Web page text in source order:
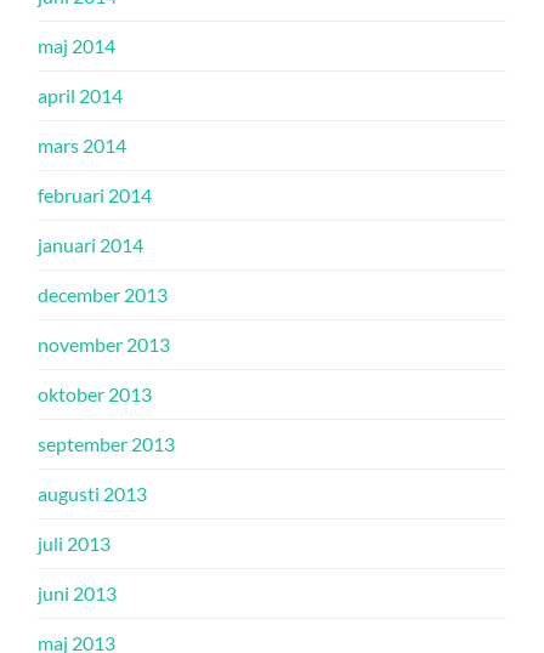
maj 2014
april 2014
mars 2014
februari 2014
januari 2014
december 2013
november 2013
oktober 2013
september 2013
augusti 2013
juli 2013
juni 2013
maj 2013